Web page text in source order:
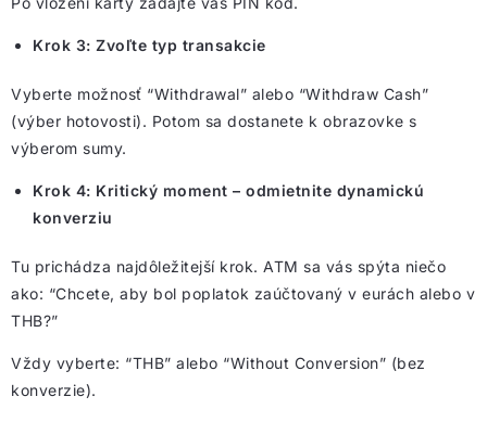
Krok 3: Zvoľte typ transakcie
Vyberte možnosť “Withdrawal” alebo “Withdraw Cash”
(výber hotovosti). Potom sa dostanete k obrazovke s
výberom sumy.
Krok 4: Kritický moment – odmietnite dynamickú
konverziu
Tu prichádza najdôležitejší krok. ATM sa vás spýta niečo
ako: “Chcete, aby bol poplatok zaúčtovaný v eurách alebo v
THB?”
Vždy vyberte: “THB” alebo “Without Conversion” (bez
konverzie).